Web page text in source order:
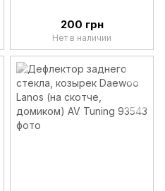
200 грн
Нет в наличии